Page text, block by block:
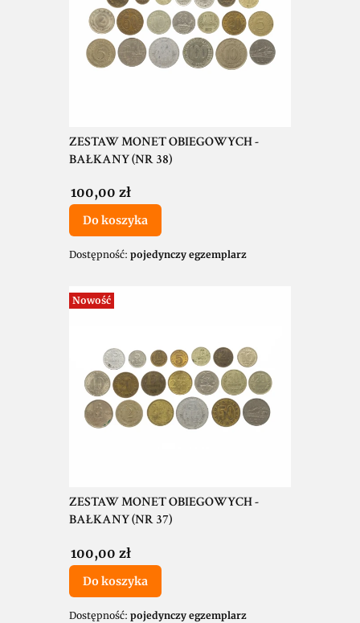
ZESTAW MONET OBIEGOWYCH -
BAŁKANY (NR 38)
Cena
100,00 zł
Do koszyka
Dostępność: pojedynczy egzemplarz
Nowość
ZESTAW MONET OBIEGOWYCH -
BAŁKANY (NR 37)
Cena
100,00 zł
Do koszyka
Dostępność: pojedynczy egzemplarz